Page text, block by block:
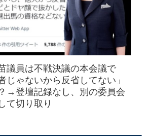
議員は不戦決議の本会議で
じゃないから反省してない」
→登壇記録なし、別の委員会
て切り取り